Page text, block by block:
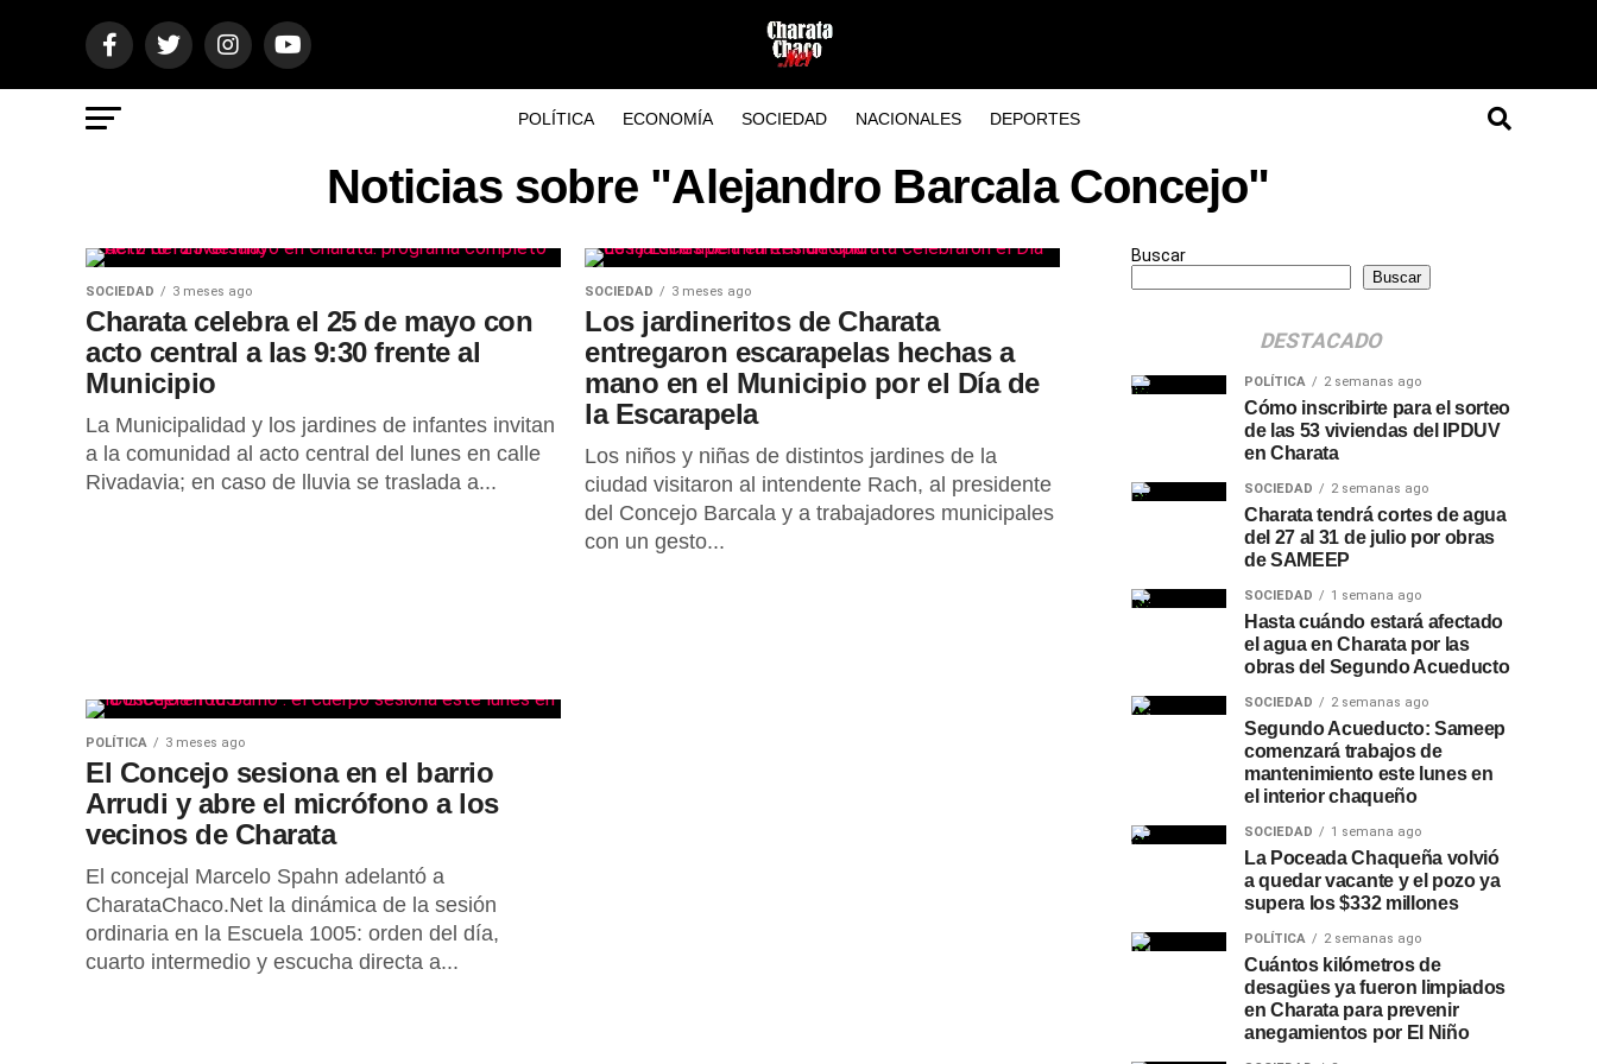
POLÍTICA ECONOMÍA SOCIEDAD NACIONALES DEPORTES
Noticias sobre "Alejandro Barcala Concejo"
SOCIEDAD 3 meses ago
Charata celebra el 25 de mayo con
acto central a las 9:30 frente al
Municipio
La Municipalidad y los jardines de infantes invitan
a la comunidad al acto central del lunes en calle
Rivadavia; en caso de lluvia se traslada a...
SOCIEDAD 3 meses ago
Los jardineritos de Charata
entregaron escarapelas hechas a
mano en el Municipio por el Día de
la Escarapela
Los niños y niñas de distintos jardines de la
ciudad visitaron al intendente Rach, al presidente
del Concejo Barcala y a trabajadores municipales
con un gesto...
POLÍTICA 3 meses ago
El Concejo sesiona en el barrio
Arrudi y abre el micrófono a los
vecinos de Charata
El concejal Marcelo Spahn adelantó a
CharataChaco.Net la dinámica de la sesión
ordinaria en la Escuela 1005: orden del día,
cuarto intermedio y escucha directa a...
Buscar
Buscar
DESTACADO
POLÍTICA 2 semanas ago
Cómo inscribirte para el sorteo
de las 53 viviendas del IPDUV
en Charata
SOCIEDAD 2 semanas ago
Charata tendrá cortes de agua
del 27 al 31 de julio por obras
de SAMEEP
SOCIEDAD 1 semana ago
Hasta cuándo estará afectado
el agua en Charata por las
obras del Segundo Acueducto
SOCIEDAD 2 semanas ago
Segundo Acueducto: Sameep
comenzará trabajos de
mantenimiento este lunes en
el interior chaqueño
SOCIEDAD 1 semana ago
La Poceada Chaqueña volvió
a quedar vacante y el pozo ya
supera los $332 millones
POLÍTICA 2 semanas ago
Cuántos kilómetros de
desagües ya fueron limpiados
en Charata para prevenir
anegamientos por El Niño